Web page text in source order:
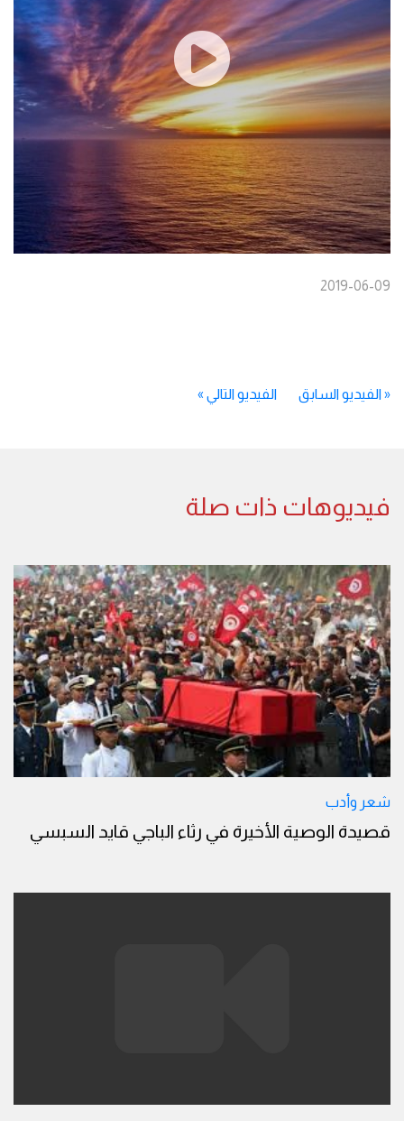
2019-06-09
«الفيديو السابق الفيديو التالي »
فيديوهات ذات صلة
شعر وأدب
قصيدة الوصية الأخيرة في رثاء الباجي قايد السبسي